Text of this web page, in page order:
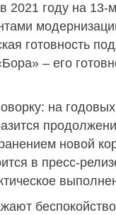
2021 году на
готовность
– его
на
новой
в пресс-